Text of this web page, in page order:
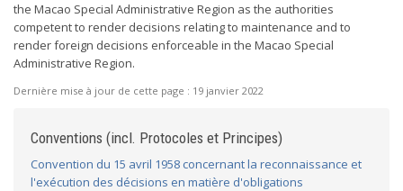
the Macao Special Administrative Region as the authorities
competent to render decisions relating to maintenance and to
render foreign decisions enforceable in the Macao Special
Administrative Region.
Dernière mise à jour de cette page : 19 janvier 2022
Conventions (incl. Protocoles et Principes)
Convention du 15 avril 1958 concernant la reconnaissance et
l'exécution des décisions en matière d'obligations